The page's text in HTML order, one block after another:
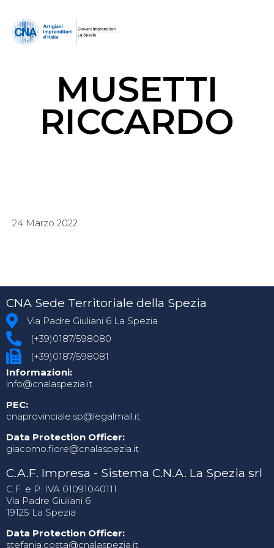
MUSETTI
RICCARDO
24 Marzo 2022
CNA Sede Territoriale della Spezia
Via Padre Giuliani 6 La Spezia
(+39)0187/598080
(+39)0187/598081
Informazioni:
info@cnalaspezia.it
PEC:
cnaprovinciale.sp@legalmail.it
Data Protection Officer:
giacomo.fiore@cnalaspezia.it
C.A.F. Impresa - Sistema C.N.A. La Spezia srl
C.F. e P. IVA 01091040111
Via Padre Giuliani 6
19125 La Spezia
Data Protection Officer:
stefania.costa@cnalaspezia.it